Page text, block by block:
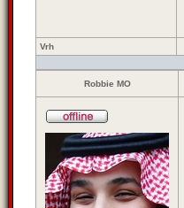
Vrh
Robbie MO